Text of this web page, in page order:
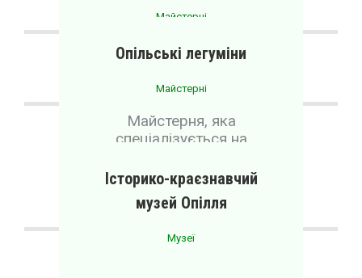
Майстерні
Місцеве виробництво олії.
Опільські легуміни
Майстерні
Майстерня, яка
спеціалізується на
продукції.
Історико-краєзнавчий
музей Опілля
Музеї